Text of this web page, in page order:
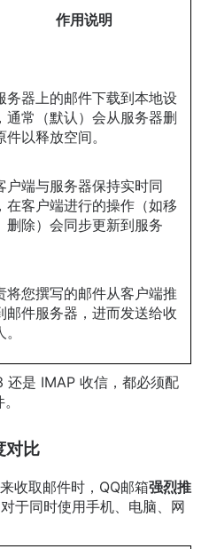
作用说明
务器上的邮件下载到本地设
通常（默认）会从服务器删
件以释放空间。
户端与服务器保持实时同
在客户端进行的操作（如移
删除）会同步更新到服务
将您撰写的邮件从客户端推
邮件服务器，进而发送给收
还是 IMAP 收信，都必须配
对比
收取邮件时，QQ邮箱强烈推
对于同时使用手机、电脑、网